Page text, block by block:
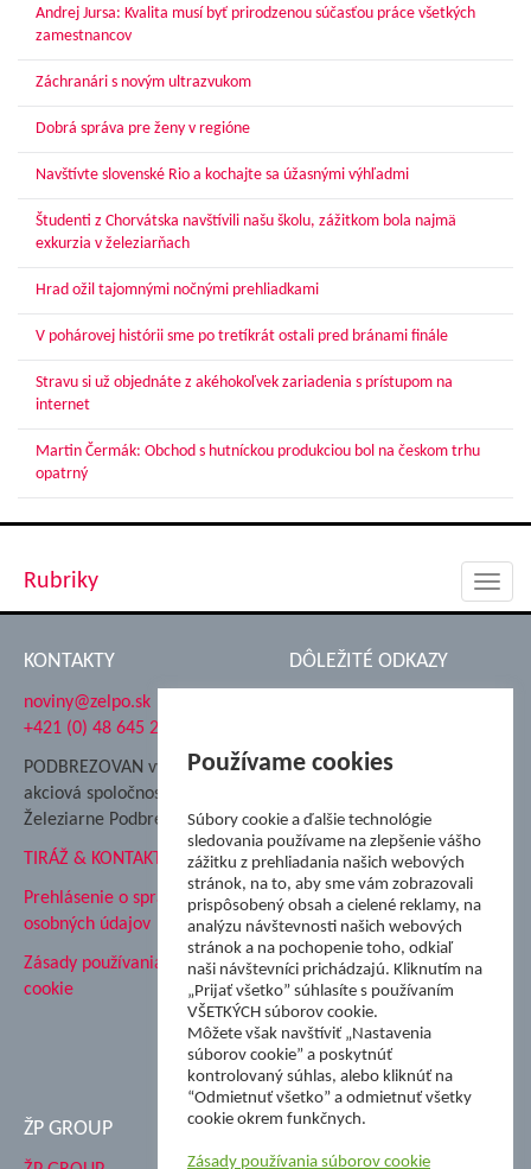
Andrej Jursa: Kvalita musí byť prirodzenou súčasťou práce všetkých
zamestnancov
Záchranári s novým ultrazvukom
Dobrá správa pre ženy v regióne
Navštívte slovenské Rio a kochajte sa úžasnými výhľadmi
Študenti z Chorvátska navštívili našu školu, zážitkom bola najmä
exkurzia v železiarňach
Hrad ožil tajomnými nočnými prehliadkami
V pohárovej histórii sme po tretíkrát ostali pred bránami finále
Stravu si už objednáte z akéhokoľvek zariadenia s prístupom na
internet
Martin Čermák: Obchod s hutníckou produkciou bol na českom trhu
opatrný
Rubriky
KONTAKTY
noviny@zelpo.sk
+421 (0) 48 645 2711
PODBREZOVAN vydáva
akciová spoločnosť
Železiarne Podbrezová
TIRÁŽ & KONTAKT
Prehlásenie o spracovaní
osobných údajov
Zásady používania súborov
cookie
DÔLEŽITÉ ODKAZY
Nadácia Železiarne
ŽP Informatika s.r.o.
ŠK Železiarne Podbrezová
Tále a.s.
ŽP GROUP
Používame cookies
Súbory cookie a ďalšie technológie
sledovania používame na zlepšenie vášho
zážitku z prehliadania našich webových
stránok, na to, aby sme vám zobrazovali
prispôsobený obsah a cielené reklamy, na
analýzu návštevnosti našich webových
stránok a na pochopenie toho, odkiaľ
naši návštevníci prichádzajú. Kliknutím na
„Prijať všetko” súhlasíte s používaním
VŠETKÝCH súborov cookie.
Môžete však navštíviť „Nastavenia
súborov cookie” a poskytnúť
kontrolovaný súhlas, alebo kliknúť na
“Odmietnuť všetko” a odmietnuť všetky
cookie okrem funkčnych.
Zásady používania súborov cookie